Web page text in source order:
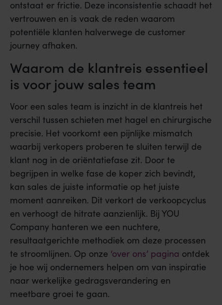
ontstaat er frictie. Deze inconsistentie schaadt het
vertrouwen en is vaak de reden waarom
potentiële klanten halverwege de customer
journey afhaken.
Waarom de klantreis essentieel
is voor jouw sales team
Voor een sales team is inzicht in de klantreis het
verschil tussen schieten met hagel en chirurgische
precisie. Het voorkomt een pijnlijke mismatch
waarbij verkopers proberen te sluiten terwijl de
klant nog in de oriëntatiefase zit. Door te
begrijpen in welke fase de koper zich bevindt,
kan sales de juiste informatie op het juiste
moment aanreiken. Dit verkort de verkoopcyclus
en verhoogt de hitrate aanzienlijk. Bij YOU
Company hanteren we een nuchtere,
resultaatgerichte methodiek om deze processen
te stroomlijnen. Op onze ‘over ons’ pagina ontdek
je hoe wij ondernemers helpen om van inspiratie
naar werkelijke gedragsverandering en
meetbare groei te gaan.